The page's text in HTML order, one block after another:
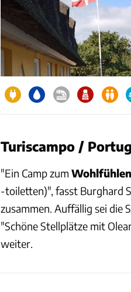
Turiscampo /
"Ein Camp zum Wohlfühlen
-toiletten)", fasst Burghard
zusammen. Auffällig sei die
"Schöne Stellplätze mit
weiter.